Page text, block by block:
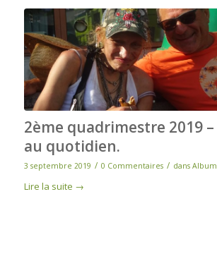
2ème quadrimestre 2019
au quotidien.
3 septembre 2019 / 0 Commentaires / dans Album
Lire la suite →